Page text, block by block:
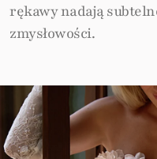
rękawy nadają
zmysłowości.